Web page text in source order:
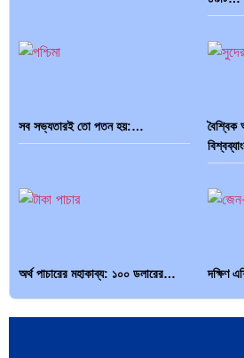
সব সভ্যতারই তো পতন হয়:…
অর্থ পাচারের মহাকাব্য: ১০০ ডলারের…
দক্ষিণ